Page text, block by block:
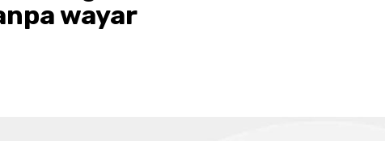
wayar